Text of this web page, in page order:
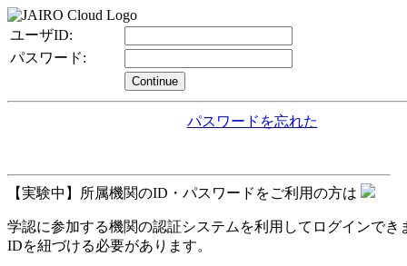
ユーザID:
パスワード:
Continue
パスワードを忘れた
【実験中】所属機関のID・パスワードをご利用の方は
学認に参加する機関の認証システムを利用してログインで
IDを紐づける必要があります。